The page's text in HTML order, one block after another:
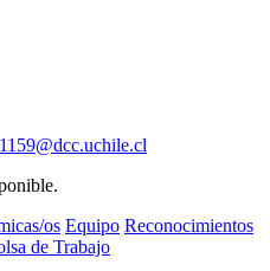
os Equipo Reconocimientos
de Trabajo